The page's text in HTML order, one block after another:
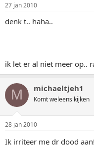
27 jan 2010
denk t.. haha..
ik let er al niet meer op..
M michaeltjeh1
Komt weleens kijken
28 jan 2010
Ik irriteer me dr dood aan!